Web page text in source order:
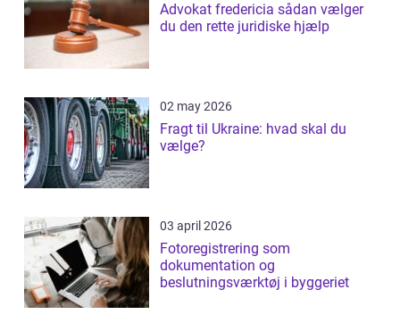
Advokat fredericia sådan vælger
du den rette juridiske hjælp
02 may 2026
Fragt til Ukraine: hvad skal du
vælge?
03 april 2026
Fotoregistrering som
dokumentation og
beslutningsværktøj i byggeriet